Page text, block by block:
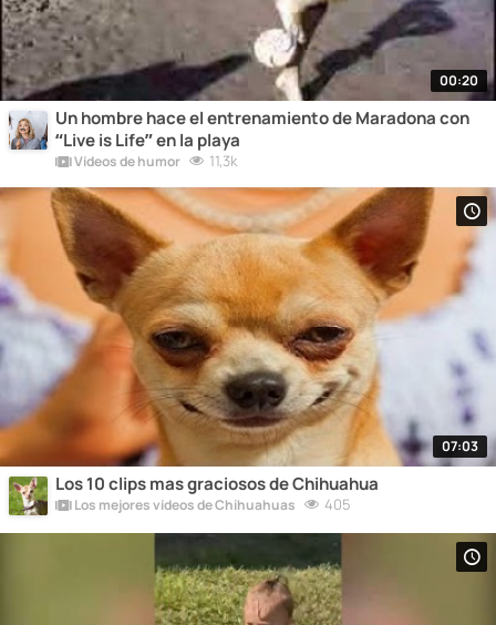
00:20
Un hombre hace el entrenamiento de Maradona con
“Live is Life” en la playa
Vídeos de humor 11,3k
07:03
Los 10 clips mas graciosos de Chihuahua
Los mejores vídeos de Chihuahuas 405